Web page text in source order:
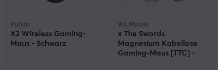
Pulsar
X2 Wireless Gaming-
Maus - Schwarz
WLMouse
x The Swords
Magnesium Kabellose
Gaming-Maus [TTC] -